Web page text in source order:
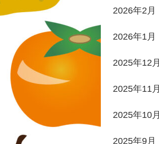
2026年2月
2026年1月
2025年12月
2025年11月
2025年10月
2025年9月